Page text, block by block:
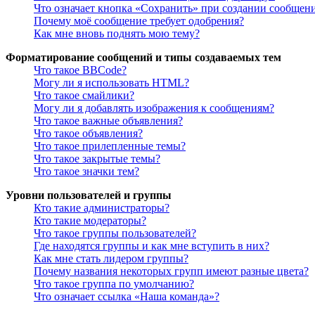
Что означает кнопка «Сохранить» при создании
Почему моё сообщение требует одобрения?
Как мне вновь поднять мою тему?
Форматирование сообщений и типы создаваемых тем
Что такое BBCode?
Могу ли я использовать HTML?
Что такое смайлики?
Могу ли я добавлять изображения к сообщениям?
Что такое важные объявления?
Что такое объявления?
Что такое прилепленные темы?
Что такое закрытые темы?
Что такое значки тем?
Уровни пользователей и группы
Кто такие администраторы?
Кто такие модераторы?
Что такое группы пользователей?
Где находятся группы и как мне вступить в них?
Как мне стать лидером группы?
Почему названия некоторых групп имеют разные цвета?
Что такое группа по умолчанию?
Что означает ссылка «Наша команда»?